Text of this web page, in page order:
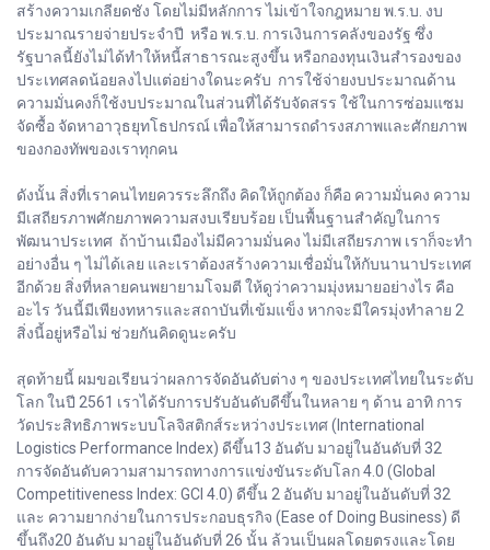
สร้างความเกลียดชัง โดยไม่มีหลักการ ไม่เข้าใจกฎหมาย พ.ร.บ. งบ
ประมาณรายจ่ายประจำปี หรือ พ.ร.บ. การเงินการคลังของรัฐ ซึ่ง
รัฐบาลนี้ยังไม่ได้ทำให้หนี้สาธารณะสูงขึ้น หรือกองทุนเงินสำรองของ
ประเทศลดน้อยลงไปแต่อย่างใดนะครับ การใช้จ่ายงบประมาณด้าน
ความมั่นคงก็ใช้งบประมาณในส่วนที่ได้รับจัดสรร ใช้ในการซ่อมแซม
จัดซื้อ จัดหาอาวุธยุทโธปกรณ์ เพื่อให้สามารถดำรงสภาพและศักยภาพ
ของกองทัพของเราทุกคน
ดังนั้น สิ่งที่เราคนไทยควรระลึกถึง คิดให้ถูกต้อง ก็คือ ความมั่นคง ความ
มีเสถียรภาพศักยภาพความสงบเรียบร้อย เป็นพื้นฐานสำคัญในการ
พัฒนาประเทศ ถ้าบ้านเมืองไม่มีความมั่นคง ไม่มีเสถียรภาพ เราก็จะทำ
อย่างอื่น ๆ ไม่ได้เลย และเราต้องสร้างความเชื่อมั่นให้กับนานาประเทศ
อีกด้วย สิ่งที่หลายคนพยายามโจมตี ให้ดูว่าความมุ่งหมายอย่างไร คือ
อะไร วันนี้มีเพียงทหารและสถาบันที่เข้มแข็ง หากจะมีใครมุ่งทำลาย 2
สิ่งนี้อยู่หรือไม่ ช่วยกันคิดดูนะครับ
สุดท้ายนี้ ผมขอเรียนว่าผลการจัดอันดับต่าง ๆ ของประเทศไทยในระดับ
โลก ในปี 2561 เราได้รับการปรับอันดับดีขึ้นในหลาย ๆ ด้าน อาทิ การ
วัดประสิทธิภาพระบบโลจิสติกส์ระหว่างประเทศ (International
Logistics Performance Index) ดีขึ้น13 อันดับ มาอยู่ในอันดับที่ 32
การจัดอันดับความสามารถทางการแข่งขันระดับโลก 4.0 (Global
Competitiveness Index: GCI 4.0) ดีขึ้น 2 อันดับ มาอยู่ในอันดับที่ 32
และ ความยากง่ายในการประกอบธุรกิจ (Ease of Doing Business) ดี
ขึ้นถึง20 อันดับ มาอยู่ในอันดับที่ 26 นั้น ล้วนเป็นผลโดยตรงและโดย